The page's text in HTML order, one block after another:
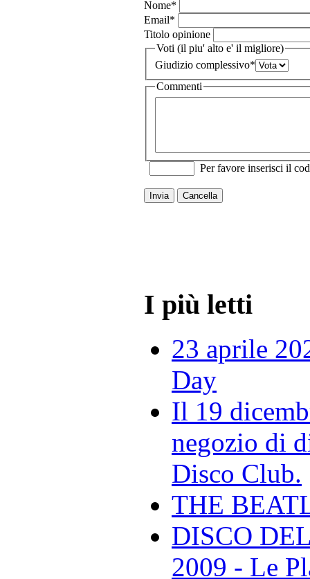
Nome*
Email*
Titolo opinione
Voti (il piu' alto e' il migliore)
Giudizio complessivo*
Commenti
Per favore inserisci il
Invia Cancella
I più letti
23 aprile
Day
Il 19
negozio di
Disco Club.
THE
DISCO
2009 - Le